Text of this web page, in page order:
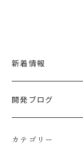
新着情報
開発ブログ
カテゴリー